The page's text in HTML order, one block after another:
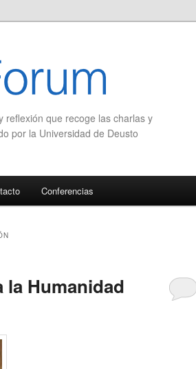
reflexión que recoge las charlas y
por la Universidad de Deusto
Conferencias
la Humanidad